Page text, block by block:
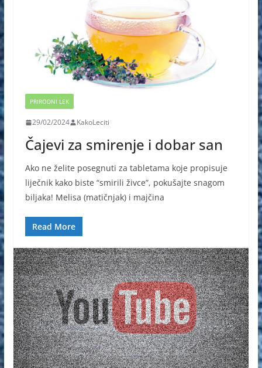
PRIRODNI LEK
29/02/2024 KakoLeciti
Čajevi za smirenje i dobar san
Ako ne želite posegnuti za tabletama koje propisuje
liječnik kako biste “smirili živce”, pokušajte snagom
biljaka! Melisa (matičnjak) i majčina
Read More